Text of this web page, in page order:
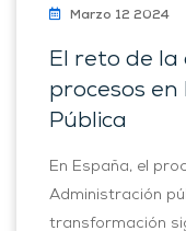
Marzo 12 2024
El reto de
procesos
Pública
En España, el
Administración
transformación